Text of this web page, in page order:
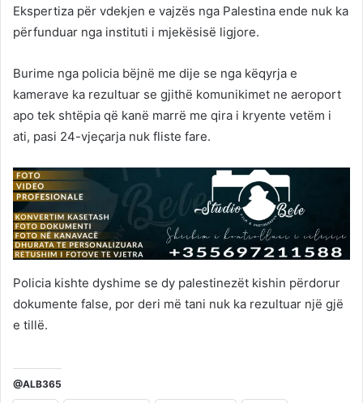
Ekspertiza për vdekjen e vajzës nga Palestina ende nuk ka
përfunduar nga instituti i mjekësisë ligjore.
Burime nga policia bëjnë me dije se nga këqyrja e
kamerave ka rezultuar se gjithë komunikimet ne aeroport
apo tek shtëpia që kanë marrë me qira i kryente vetëm i
ati, pasi 24-vjeçarja nuk fliste fare.
Policia kishte dyshime se dy palestinezët kishin përdorur
dokumente false, por deri më tani nuk ka rezultuar një gjë
e tillë.
@ALB365